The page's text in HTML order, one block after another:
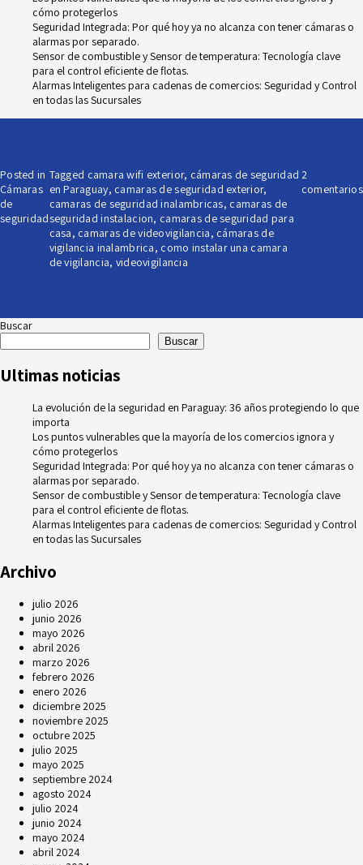
cómo protegerlos
Seguridad Integrada: Por qué hoy ya no alcanza con tener cámaras o
alarmas por separado.
Sensor de combustible y Sensor de temperatura: Tecnología clave
para el control eficiente de flotas.
Alarmas Inteligentes para cadenas de comercios: Seguridad y Control
en todas las Sucursales
Posted in
Cámaras
de
seguridad
Tagged camara wifi exterior, cámaras de seguridad
en Paraguay, camaras de seguridad exterior,
camaras de seguridad inalambricas, camaras de
seguridad instalacion, camaras de seguridad para
casa, camaras de videovigilancia, cámaras de
vigilancia inalambrica, como instalar una camara
de vigilancia, videovigilancia
2
comentarios
Buscar
Buscar
Ultimas noticias
La evolución de la seguridad en Paraguay: 36 años protegiendo lo que
importa
Los puntos vulnerables que la mayoría de los comercios ignora y
cómo protegerlos
Seguridad Integrada: Por qué hoy ya no alcanza con tener cámaras o
alarmas por separado.
Sensor de combustible y Sensor de temperatura: Tecnología clave
para el control eficiente de flotas.
Alarmas Inteligentes para cadenas de comercios: Seguridad y Control
en todas las Sucursales
Archivo
julio 2026
junio 2026
mayo 2026
abril 2026
marzo 2026
febrero 2026
enero 2026
diciembre 2025
noviembre 2025
octubre 2025
julio 2025
mayo 2025
septiembre 2024
agosto 2024
julio 2024
junio 2024
mayo 2024
abril 2024